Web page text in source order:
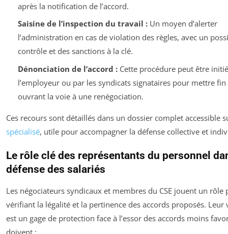
après la notification de l’accord.
Saisine de l’inspection du travail :Un moyen d’alerter
l’administration en cas de violation des règles, avec un
contrôle et des sanctions à la clé.
Dénonciation de l’accord :Cette procédure peut être
l’employeur ou par les syndicats signataires pour mettre fin
ouvrant la voie à une renégociation.
Ces recours sont détaillés dans un dossier complet accessible
spécialisé, utile pour accompagner la défense collective et
Le rôle clé des représentants du personnel
défense des salariés
Les négociateurs syndicaux et membres du CSE jouent un rôle
vérifiant la légalité et la pertinence des accords proposés. Leur
est un gage de protection face à l’essor des accords moins
doivent :